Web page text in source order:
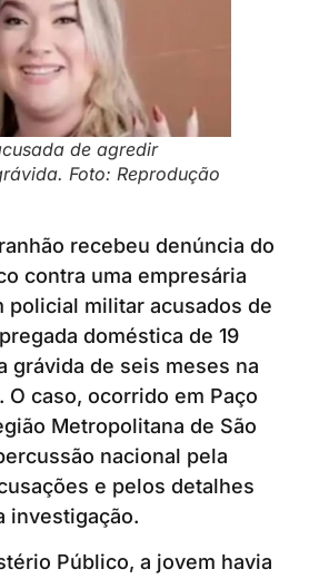
de agredir
Foto: Reprodução
recebeu denúncia do
contra uma empresária
policial militar acusados de
doméstica de 19
grávida de seis meses na
O caso, ocorrido em Paço
Metropolitana de São
nacional pela
e pelos detalhes
investigação.
Público, a jovem havia